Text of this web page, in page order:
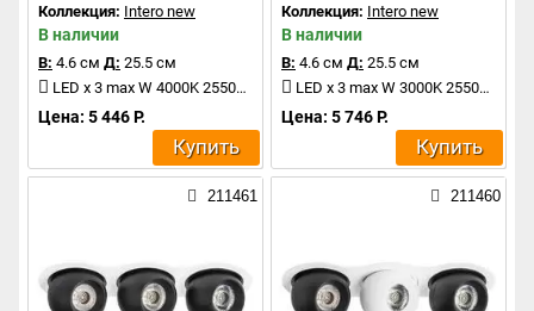
Коллекция: Intero new
В наличии
В: 4.6 см Д: 25.5 см
LED x 3 max W 4000K 2550Lm
Цена: 5 446 Р.
Купить
Коллекция: Intero new
В наличии
В: 4.6 см Д: 25.5 см
LED x 3 max W 3000K 2550Lm
Цена: 5 746 Р.
Купить
211461 211460